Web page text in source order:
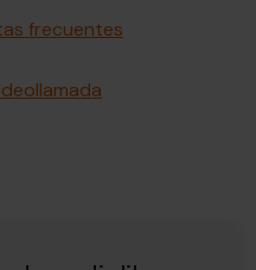
frecuentes